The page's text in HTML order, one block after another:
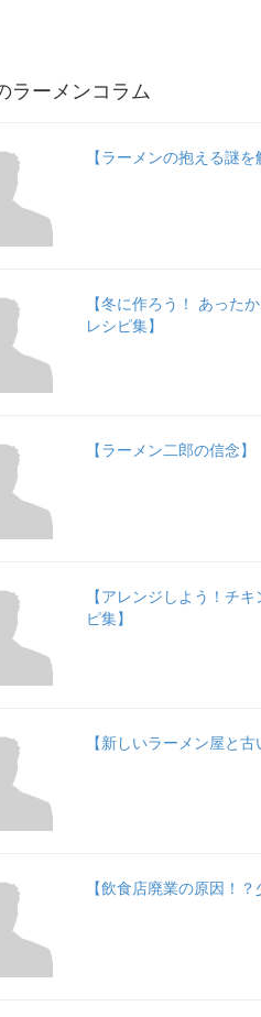
ラーメンコラム
【ラーメンの抱える謎を
【冬に作ろう！ あった
レシピ集】
【ラーメン二郎の信念】
【アレンジしよう！チ
ピ集】
【新しいラーメン屋と古
【飲食店廃業の原因！